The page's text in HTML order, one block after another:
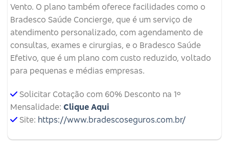
Vento. O plano também oferece facilidades como o
Bradesco Saúde Concierge, que é um serviço de
atendimento personalizado, com agendamento de
consultas, exames e cirurgias, e o Bradesco Saúde
Efetivo, que é um plano com custo reduzido, voltado
para pequenas e médias empresas.
Solicitar Cotação com 60% Desconto na 1º
Mensalidade: Clique Aqui
Site: https://www.bradescoseguros.com.br/